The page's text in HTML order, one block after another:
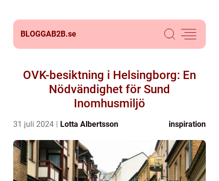
BLOGGAB2B.se
OVK-besiktning i Helsingborg: En
Nödvändighet för Sund
Inomhusmiljö
31 juli 2024 Lotta Albertsson inspiration